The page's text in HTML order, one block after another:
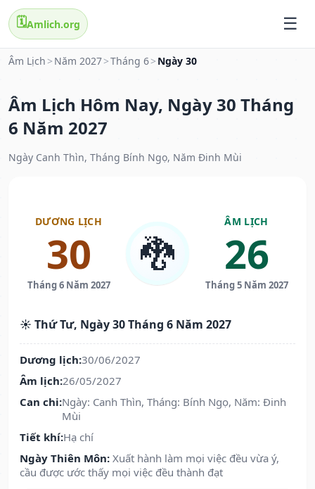
🗓️Amlich.org
Âm Lịch > Năm 2027>Tháng 6> Ngày 30
Âm Lịch Hôm Nay, Ngày 30 Tháng
6 Năm 2027
Ngày Canh Thìn, Tháng Bính Ngọ, Năm Đinh Mùi
DƯƠNG LỊCH
30
Tháng 6 Năm 2027
🐉
ÂM LỊCH
26
Tháng 5 Năm 2027
☀️ Thứ Tư, Ngày 30 Tháng 6 Năm 2027
Dương lịch:30/06/2027
Âm lịch:26/05/2027
Can chi:Ngày: Canh Thìn, Tháng: Bính Ngọ, Năm: Đinh
Mùi
Tiết khí:Hạ chí
Ngày Thiên Môn: Xuất hành làm mọi việc đều vừa ý,
cầu được ước thấy mọi việc đều thành đạt